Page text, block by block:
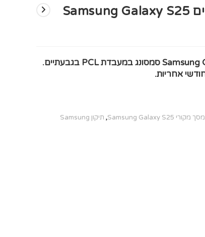
החלפת מסך LCD+מגע מקוריים Samsung Galaxy S25
החלפת מסך LCD+מגע מקוריים Samsung Galaxy S25 סמסונג במעבדת PCL בגבעתיים.
מסך מקורי Samsung Galaxy S25 ,
תיקון Samsung